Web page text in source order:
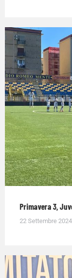
Primavera 3,
22 Settembre 2024